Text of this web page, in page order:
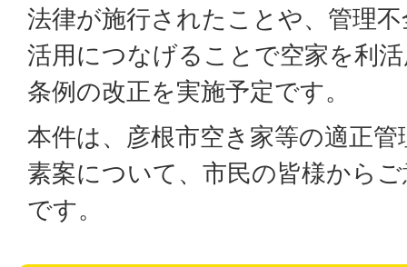
法律が施行されたことや、管理
活用につなげることで空家を利
条例の改正を実施予定です。
本件は、彦根市空き家等の適正
素案について、市民の皆様から
です。